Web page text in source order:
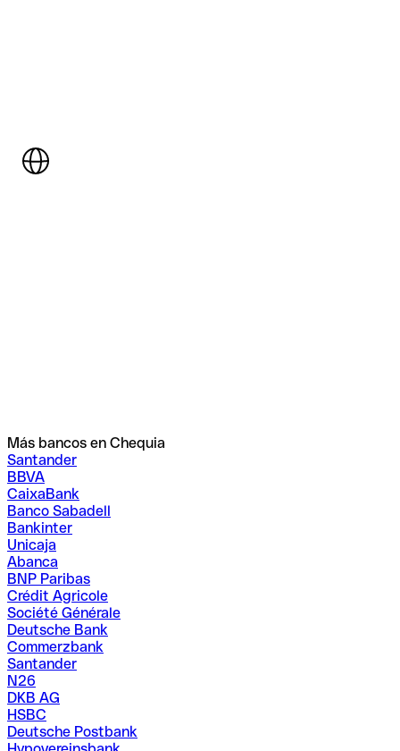
Más bancos en Chequia
Santander
BBVA
CaixaBank
Banco Sabadell
Bankinter
Unicaja
Abanca
BNP Paribas
Crédit Agricole
Société Générale
Deutsche Bank
Commerzbank
Santander
N26
DKB AG
HSBC
Deutsche Postbank